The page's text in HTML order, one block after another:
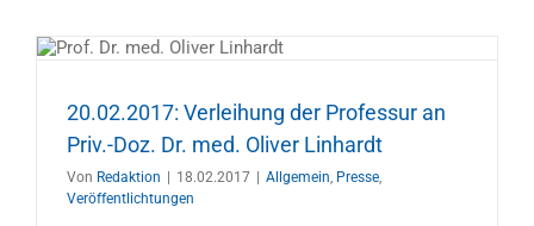
20.02.2017: Verleihung der Professur an
Priv.-Doz. Dr. med. Oliver Linhardt
Von Redaktion 18.02.2017 Allgemein, Presse,
Veröffentlichtungen